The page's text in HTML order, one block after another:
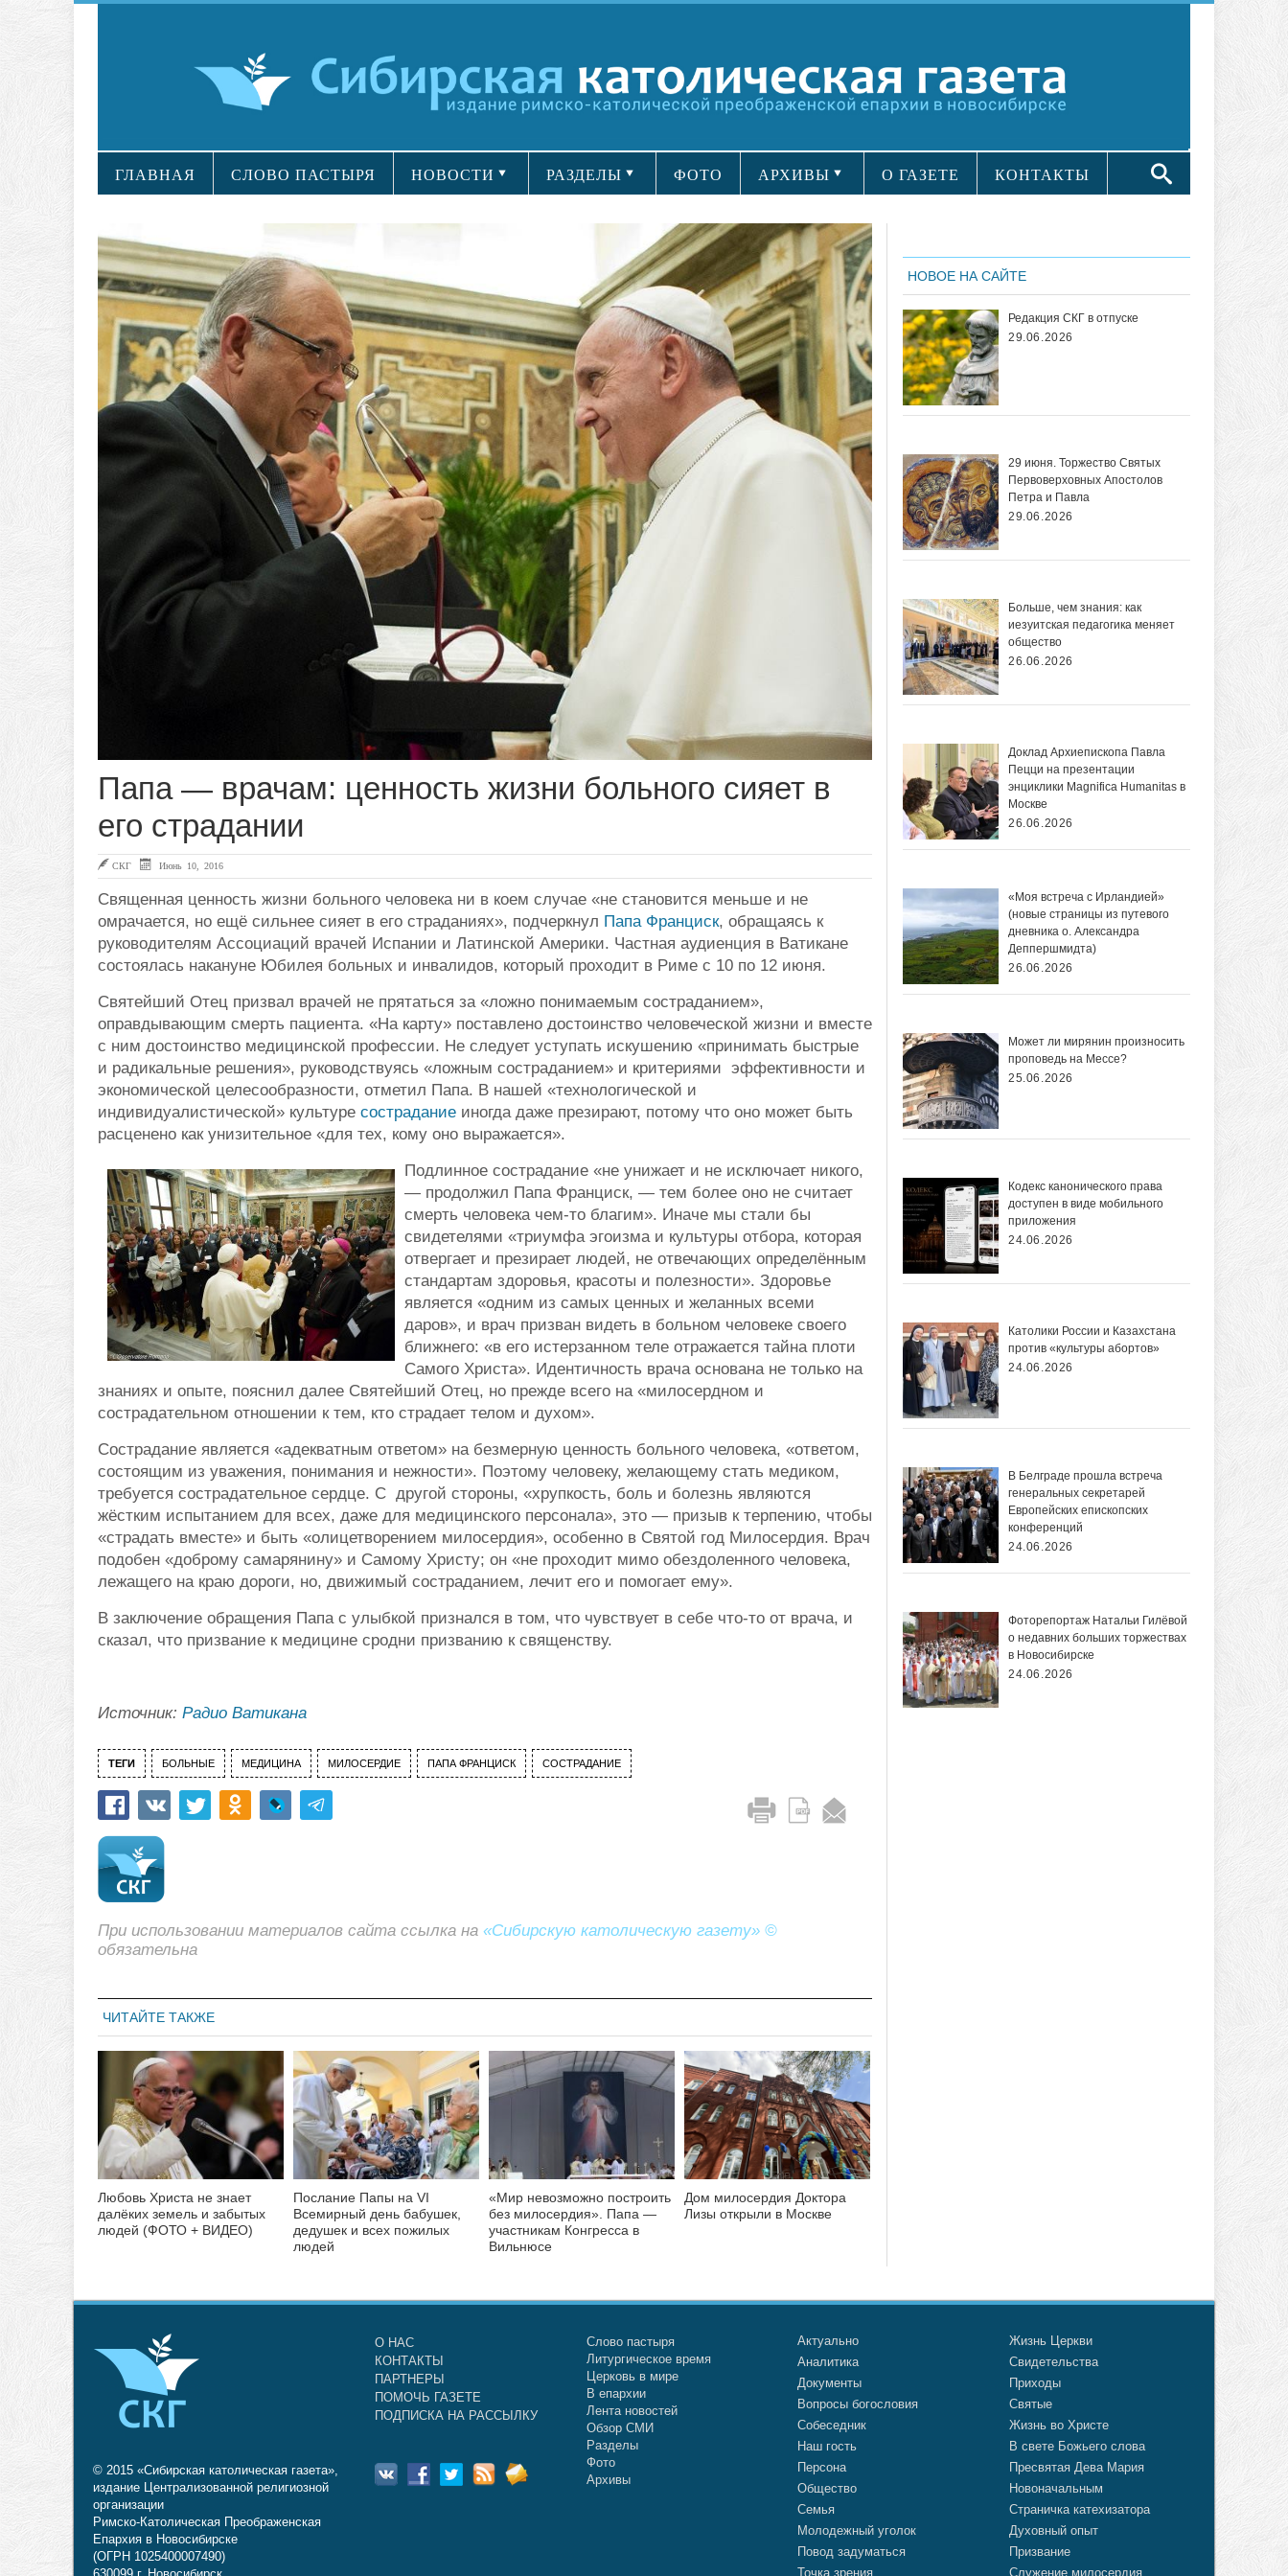
ГЛАВНАЯ СЛОВО ПАСТЫРЯ НОВОСТИ РАЗДЕЛЫ ФОТО АРХИВЫ О ГАЗЕТЕ КОНТАКТЫ
Папа — врачам: ценность жизни больного сияет в
его страдании
СКГ Июнь 10, 2016
Священная ценность жизни больного человека ни в коем случае «не становится меньше и не
омрачается, но ещё сильнее сияет в его страданиях», подчеркнул Папа Франциск, обращаясь к
руководителям Ассоциаций врачей Испании и Латинской Америки. Частная аудиенция в Ватикане
состоялась накануне Юбилея больных и инвалидов, который проходит в Риме с 10 по 12 июня.
Святейший Отец призвал врачей не прятаться за «ложно понимаемым состраданием»,
оправдывающим смерть пациента. «На карту» поставлено достоинство человеческой жизни и вместе
с ним достоинство медицинской профессии. Не следует уступать искушению «принимать быстрые
и радикальные решения», руководствуясь «ложным состраданием» и критериями эффективности и
экономической целесообразности, отметил Папа. В нашей «технологической и
индивидуалистической» культуре сострадание иногда даже презирают, потому что оно может быть
расценено как унизительное «для тех, кому оно выражается».
Подлинное сострадание «не унижает и не исключает никого,
— продолжил Папа Франциск, — тем более оно не считает
смерть человека чем-то благим». Иначе мы стали бы
свидетелями «триумфа эгоизма и культуры отбора, которая
отвергает и презирает людей, не отвечающих определённым
стандартам здоровья, красоты и полезности». Здоровье
является «одним из самых ценных и желанных всеми
даров», и врач призван видеть в больном человеке своего
ближнего: «в его истерзанном теле отражается тайна плоти
Самого Христа». Идентичность врача основана не только на
знаниях и опыте, пояснил далее Святейший Отец, но прежде всего на «милосердном и
сострадательном отношении к тем, кто страдает телом и духом».
Сострадание является «адекватным ответом» на безмерную ценность больного человека, «ответом,
состоящим из уважения, понимания и нежности». Поэтому человеку, желающему стать медиком,
требуется сострадательное сердце. С другой стороны, «хрупкость, боль и болезнь являются
жёстким испытанием для всех, даже для медицинского персонала», это — призыв к терпению, чтобы
«страдать вместе» и быть «олицетворением милосердия», особенно в Святой год Милосердия. Врач
подобен «доброму самарянину» и Самому Христу; он «не проходит мимо обездоленного человека,
лежащего на краю дороги, но, движимый состраданием, лечит его и помогает ему».
В заключение обращения Папа с улыбкой признался в том, что чувствует в себе что-то от врача, и
сказал, что призвание к медицине сродни призванию к священству.
Источник: Радио Ватикана
ТЕГИ БОЛЬНЫЕ МЕДИЦИНА МИЛОСЕРДИЕ ПАПА ФРАНЦИСК СОСТРАДАНИЕ
При использовании материалов сайта ссылка на «Сибирскую католическую газету» ©
обязательна
ЧИТАЙТЕ ТАКЖЕ
Любовь Христа не знает
далёких земель и забытых
людей (ФОТО + ВИДЕО)
Послание Папы на VI
Всемирный день бабушек,
дедушек и всех пожилых
людей
«Мир невозможно построить
без милосердия». Папа —
участникам Конгресса в
Вильнюсе
Дом милосердия Доктора
Лизы открыли в Москве
НОВОЕ НА САЙТЕ
Редакция СКГ в отпуске
29.06.2026
29 июня. Торжество Святых
Первоверховных Апостолов
Петра и Павла
29.06.2026
Больше, чем знания: как
иезуитская педагогика меняет
общество
26.06.2026
Доклад Архиепископа Павла
Пецци на презентации
энциклики Magnifica Нumanitas в
Москве
26.06.2026
«Моя встреча с Ирландией»
(новые страницы из путевого
дневника о. Александра
Деппершмидта)
26.06.2026
Может ли мирянин произносить
проповедь на Мессе?
25.06.2026
Кодекс канонического права
доступен в виде мобильного
приложения
24.06.2026
Католики России и Казахстана
против «культуры абортов»
24.06.2026
В Белграде прошла встреча
генеральных секретарей
Европейских епископских
конференций
24.06.2026
Фоторепортаж Натальи Гилёвой
о недавних больших торжествах
в Новосибирске
24.06.2026
© 2015 «Сибирская католическая газета»,
издание Централизованной религиозной
организации
Римско-Католическая Преображенская
Епархия в Новосибирске
(ОГРН 1025400007490)
О НАС
КОНТАКТЫ
ПАРТНЕРЫ
ПОМОЧЬ ГАЗЕТЕ
ПОДПИСКА НА РАССЫЛКУ
Слово пастыря
Литургическое время
Церковь в мире
В епархии
Лента новостей
Обзор СМИ
Разделы
Фото
Архивы
Актуально
Аналитика
Документы
Вопросы богословия
Собеседник
Наш гость
Персона
Общество
Семья
Молодежный уголок
Повод задуматься
Точка зрения
Жизнь Церкви
Свидетельства
Приходы
Святые
Жизнь во Христе
В свете Божьего слова
Пресвятая Дева Мария
Новоначальным
Страничка катехизатора
Духовный опыт
Призвание
Служение милосердия